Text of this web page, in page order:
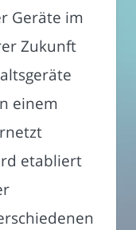
Geräte im
Zukunft
einem
etabliert